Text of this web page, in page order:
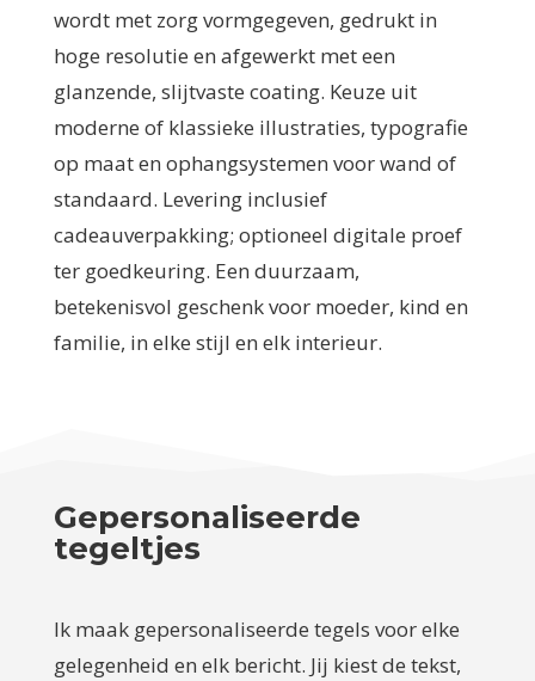
wordt met zorg vormgegeven, gedrukt in
hoge resolutie en afgewerkt met een
glanzende, slijtvaste coating. Keuze uit
moderne of klassieke illustraties, typografie
op maat en ophangsystemen voor wand of
standaard. Levering inclusief
cadeauverpakking; optioneel digitale proef
ter goedkeuring. Een duurzaam,
betekenisvol geschenk voor moeder, kind en
familie, in elke stijl en elk interieur.
Gepersonaliseerde
tegeltjes
Ik maak gepersonaliseerde tegels voor elke
gelegenheid en elk bericht. Jij kiest de tekst,